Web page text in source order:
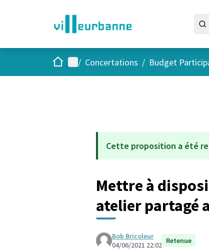
AccueilMenu principal
/ Concertations / Budget
Cette proposition a été
Mettre à
atelier partagé
Bob Bricoleur
04/06/2021 22:02 Retenue